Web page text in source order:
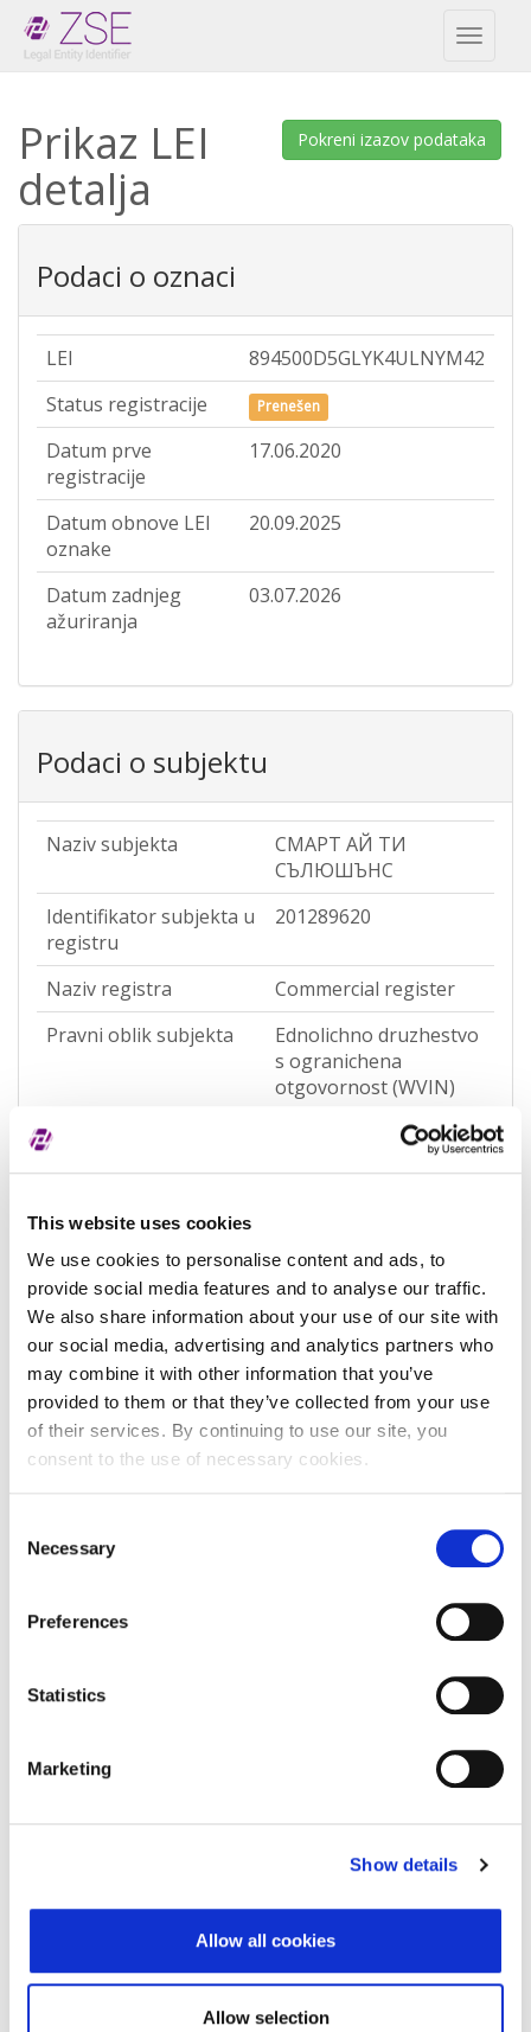
This website uses cookies
We use cookies to personalise content and ads, to
provide social media features and to analyse our traffic.
We also share information about your use of our site with
our social media, advertising and analytics partners who
may combine it with other information that you’ve
provided to them or that they’ve collected from your use
of their services. By continuing to use our site, you
consent to the use of necessary cookies.
Selection
Necessary
Preferences
Statistics
Marketing
Show details
Allow all cookies
Allow selection
Toggle
Pokreni izazov podataka
Prikaz LEI
detalja
Podaci o oznaci
LEI
894500D5GLYK4ULNYM42
Status registracije
Prenešen
Datum prve
registracije
17.06.2020
Datum obnove LEI
oznake
20.09.2025
Datum zadnjeg
ažuriranja
03.07.2026
Podaci o subjektu
Naziv subjekta
СМАРТ АЙ ТИ
СЪЛЮШЪНС
Identifikator subjekta u
registru
201289620
Naziv registra
Commercial register
Pravni oblik subjekta
Ednolichno druzhestvo
s ogranichena
otgovornost (WVIN)
Pravna nadležnost
Status subjekta
Vrsta subjekta
Vezani subjekt
-
LEI vezanog subjekta
-
Potvrđeno kod
Commercial register
(RA000065)
Tip valjanosti
potpuno potvrđeno
kod registra
Adresa pravnog oblika
Adresa
r. Младост 4, bl. 482,
Poštanski broj
Država
Poštanski broj
1715
София